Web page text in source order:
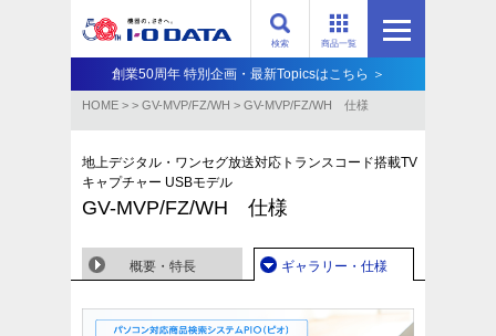
商品一覧
検索
創業50周年 特別企画・最新Topicsはこちら ＞
HOME > > GV-MVP/FZ/WH > GV-MVP/FZ/WH 仕様
地上デジタル・ワンセグ放送対応トランスコード搭載TV
キャプチャー USBモデル
GV-MVP/FZ/WH 仕様
概要・特長 ギャラリー・仕様